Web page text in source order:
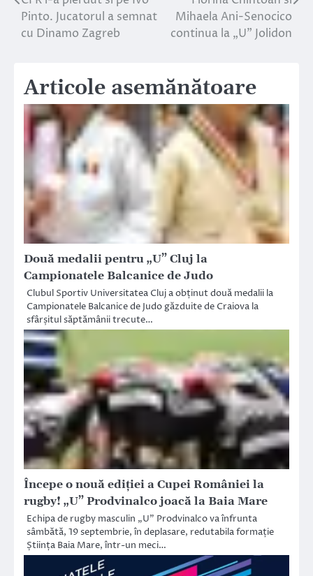
în
Pinto. Jucatorul a semnat
cu Dinamo Zagreb
Mihaela Ani-Senocico
continua la „U” Jolidon
Articole asemănătoare
Două medalii pentru „U” Cluj la
Campionatele Balcanice de Judo
Clubul Sportiv Universitatea Cluj a obținut două medalii la
Campionatele Balcanice de Judo găzduite de Craiova la
sfârșitul săptămânii trecute…
Începe o nouă ediției a Cupei României la
rugby! „U” Prodvinalco joacă la Baia Mare
Echipa de rugby masculin „U” Prodvinalco va înfrunta
sâmbătă, 19 septembrie, în deplasare, redutabila formație
Știința Baia Mare, într-un meci…